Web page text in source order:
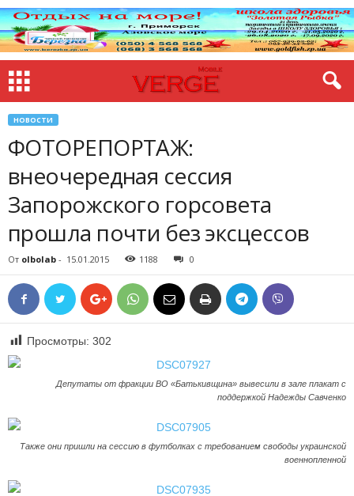
НОВОСТИ
ФОТОРЕПОРТАЖ:
внеочередная сессия
Запорожского горсовета
прошла почти без эксцессов
От olbolab - 15.01.2015 1188 0
Просмотры: 302
Депутаты от фракции ВО «Батькивщина» вывесили в зале плакат с
поддержкой Надежды Савченко
Также они пришли на сессию в футболках с требованием свободы украинской
военнопленной